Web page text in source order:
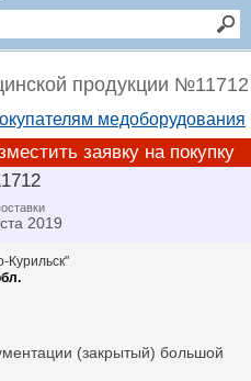
продукции №11712
медоборудования
заявку на покупку
2019
(закрытый) большой